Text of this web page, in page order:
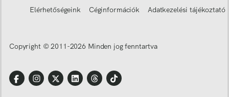
Elérhetőségeink Céginformációk Adatkezelési tájékoztató
Copyright © 2011-2026 Minden jog fenntartva